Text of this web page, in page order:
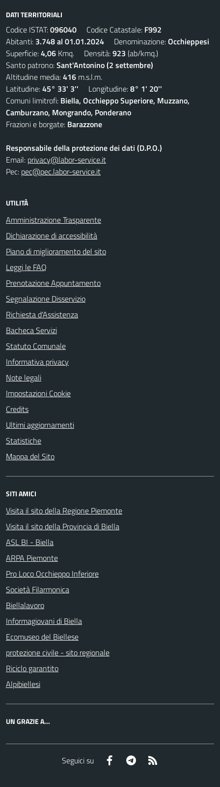
DATI TERRITORIALI
Codice ISTAT:096040 Codice Catastale: F992
Abitanti: 3.748 al 01.01.2024 Denominazione:Occhieppesi
Superficie:4,06 Kmq. Densità:923 (ab/kmq.)
Santo patrono:Sant'Antonino (2 settembre)
Altitudine media:416 m.s.l.m.
Latitudine:45° 33' 3'' Longitudine:8° 1' 20''
Comuni limitrofi: Biella, Occhieppo Superiore, Muzzano,
Camburzano, Mongrando, Ponderano
Frazioni e borgate: Barazzone
Responsabile della protezione dei dati (D.P.O.)
Email: privacy@labor-service.it
Pec: pec@pec.labor-service.it
UTILITÀ
Amministrazione Trasparente
Dichiarazione di accessibilità
Piano di miglioramento del sito
Leggi le FAQ
Prenotazione Appuntamento
Segnalazione Disservizio
Richiesta d'Assistenza
Bacheca Servizi
Statuto Comunale
Informativa privacy
Note legali
Impostazioni Cookie
Credits
Ultimi aggiornamenti
Statistiche
Mappa del Sito
SITI AMICI
Visita il sito della Regione Piemonte
Visita il sito della Provincia di Biella
ASL BI - Biella
ARPA Piemonte
Pro Loco Occhieppo Inferiore
Società Filarmonica
Biellalavoro
Informagiovani di Biella
Ecomuseo del Biellese
protezione civile - sito regionale
Riciclo garantito
Alpibiellesi
UN GRAZIE A...
Seguici su Facebook Telegram